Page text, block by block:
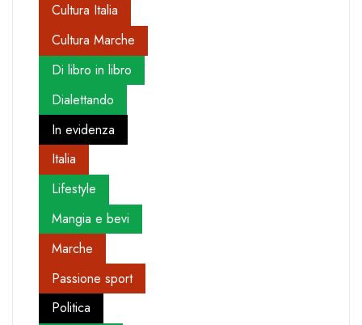
Cultura Italia
Cultura Marche
Di libro in libro
Dialettando
In evidenza
Italia
Lifestyle
Mangia e bevi
Marche
Passione sport
Politica